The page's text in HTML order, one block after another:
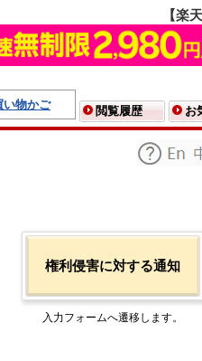
【楽
い物かご
閲覧履歴 お
権利侵害に対する通知
入力フォームへ遷移します。